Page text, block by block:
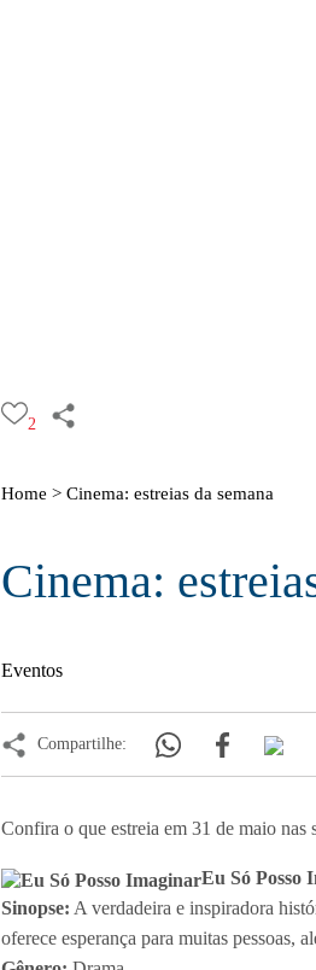
2
Home > Cinema: estreias da semana
Cinema:
Eventos
Compartilhe:
Confira o que estreia em 31 de maio nas
Eu Só Posso
Sinopse: A verdadeira e inspiradora
oferece esperança para muitas pessoas,